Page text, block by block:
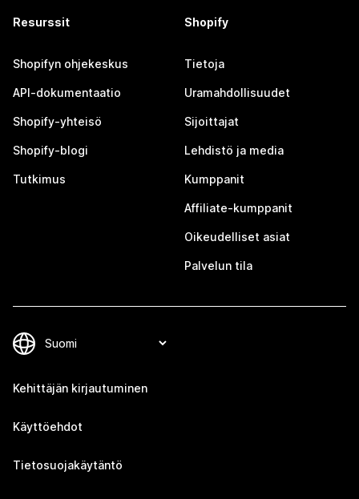
Resurssit
Shopifyn ohjekeskus
API-dokumentaatio
Shopify-yhteisö
Shopify-blogi
Tutkimus
Shopify
Tietoja
Uramahdollisuudet
Sijoittajat
Lehdistö ja media
Kumppanit
Affiliate-kumppanit
Oikeudelliset asiat
Palvelun tila
Kehittäjän kirjautuminen
Käyttöehdot
Tietosuojakäytäntö